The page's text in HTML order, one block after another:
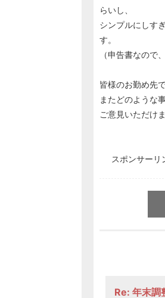
らいし、
シンプルにしす
す。
（申告書なので
皆様のお勤め先
またどのような
ご意見いただけ
スポンサーリ
Re: 年末調